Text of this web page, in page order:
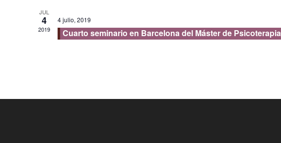
JUL
4
2019
4 julio, 2019
Cuarto seminario en Barcelona del Máster de